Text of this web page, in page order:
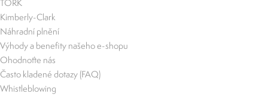
TORK
Kimberly-Clark
Náhradní plnění
Výhody a benefity našeho e-shopu
Ohodnoťte nás
Často kladené dotazy (FAQ)
Whistleblowing